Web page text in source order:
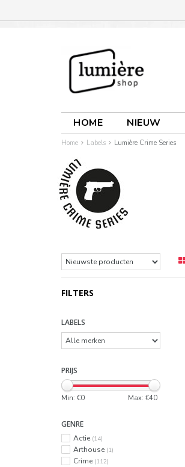
HOME NIEUW
Home Labels Lumière Crime Series
FILTERS
LABELS
PRIJS
Min: €0 Max: €40
GENRE
Actie (14)
Arthouse (1)
Crime (112)